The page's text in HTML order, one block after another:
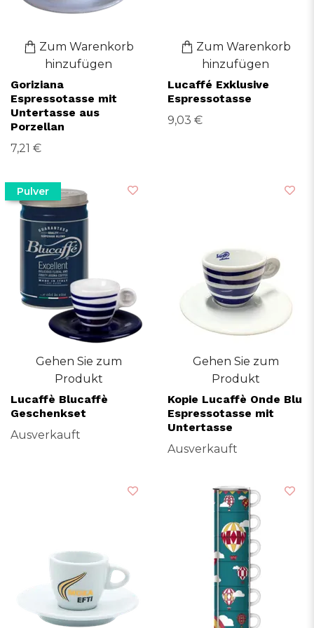
Zum Warenkorb
hinzufügen
Goriziana
Espressotasse mit
Untertasse aus
Porzellan
7,21 €
Zum Warenkorb
hinzufügen
Lucaffé Exklusive
Espressotasse
9,03 €
Pulver
Gehen Sie zum
Produkt
Lucaffè Blucaffè
Geschenkset
Ausverkauft
Gehen Sie zum
Produkt
Kopie Lucaffè Onde Blu
Espressotasse mit
Untertasse
Ausverkauft